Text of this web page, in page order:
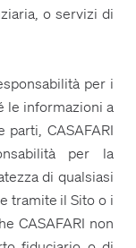
o servizi di
per i
le informazioni a
CASAFARI
per la
di qualsiasi
tramite il Sito o i
CASAFARI non